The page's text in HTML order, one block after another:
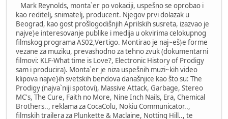
Mark Reynolds, monta`er po vokaciji, uspešno se oprobao i
kao reditelj, snimatelj, producent. Njegov prvi dolazak u
Beograd, kao gost prošlogodišnjih Aprilskih susreta, izazvao je
najve}e interesovanje publike i medija u okvirima celokupnog
filmskog programa AS02,Vertigo. Montirao je naj~eš}e forme
vezane za muziku, prevashodno za tehno zvuk (dokumentarni
filmovi: KLF-What time is Love?, Electronic History of Prodigy
sam i producira). Monta`er je niza uspešnih muzi~kih video
klipova najve}ih svetskih bendova današnjice kao što su: The
Prodigy (najva`niji spotovi), Massive Attack, Garbage, Stereo
MC's, The Cure, Faith no More, Nine Inch Nails, Era, Chemical
Brothers.., reklama za CocaColu, Nokiu Communicator..,
filmskih trailera za Plunkette & Maclaine, Notting Hill.., te